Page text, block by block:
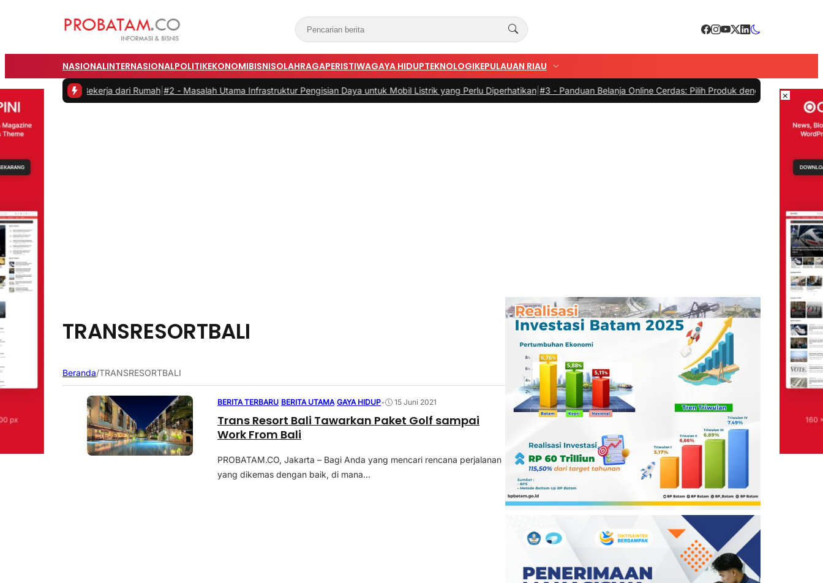
NASIONALINTERNASIONALPOLITIKEKONOMIBISNISOLAHRAGAPERISTIWAGAYA HIDUPTEKNOLOGIKEPULAUAN RIAU
saat Bekerja dari Rumah|#2 - Masalah Utama Infrastruktur Pengisian Daya untuk Mobil Listrik yang Perlu Diperhatikan |#3 -Panduan Belanja Online Cerdas: Pilih Produk dengan Bijak dan Hindari
TRANSRESORTBALI
Beranda/TRANSRESORTBALI
BERITA TERBARU BERITA UTAMA |GAYA HIDUP• 15 Juni 2021
Trans Resort Bali Tawarkan Paket Golf sampai
Work From Bali
PROBATAM.CO, Jakarta – Bagi Anda yang mencari rencana perjalanan
yang dikemas dengan baik, di mana...
×